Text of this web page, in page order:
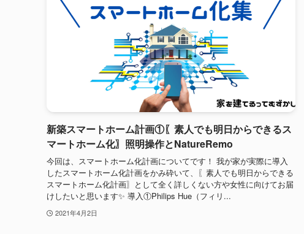
新築スマートホーム計画①〖素人でも明日からできるス
マートホーム化〗照明操作とNatureRemo
今回は、スマートホーム化計画についてです！ 我が家が実際に導入
したスマートホーム化計画をかみ砕いて、〖素人でも明日からできる
スマートホーム化計画〗として全く詳しくない方や女性に向けてお届
けしたいと思います✨ 導入①Philips Hue（フィリ...
2021年4月2日